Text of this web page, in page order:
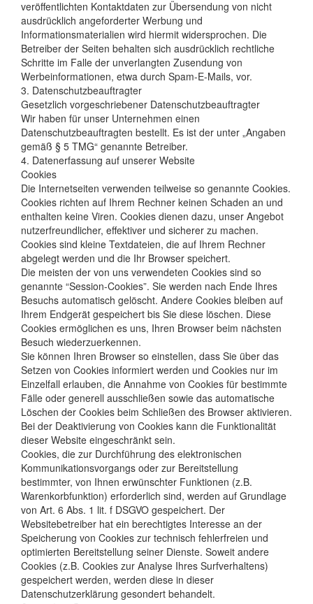
veröffentlichten Kontaktdaten zur Übersendung von nicht
ausdrücklich angeforderter Werbung und
Informationsmaterialien wird hiermit widersprochen. Die
Betreiber der Seiten behalten sich ausdrücklich rechtliche
Schritte im Falle der unverlangten Zusendung von
Werbeinformationen, etwa durch Spam-E-Mails, vor.
3. Datenschutzbeauftragter
Gesetzlich vorgeschriebener Datenschutzbeauftragter
Wir haben für unser Unternehmen einen
Datenschutzbeauftragten bestellt. Es ist der unter „Angaben
gemäß § 5 TMG“ genannte Betreiber.
4. Datenerfassung auf unserer Website
Cookies
Die Internetseiten verwenden teilweise so genannte Cookies.
Cookies richten auf Ihrem Rechner keinen Schaden an und
enthalten keine Viren. Cookies dienen dazu, unser Angebot
nutzerfreundlicher, effektiver und sicherer zu machen.
Cookies sind kleine Textdateien, die auf Ihrem Rechner
abgelegt werden und die Ihr Browser speichert.
Die meisten der von uns verwendeten Cookies sind so
genannte “Session-Cookies”. Sie werden nach Ende Ihres
Besuchs automatisch gelöscht. Andere Cookies bleiben auf
Ihrem Endgerät gespeichert bis Sie diese löschen. Diese
Cookies ermöglichen es uns, Ihren Browser beim nächsten
Besuch wiederzuerkennen.
Sie können Ihren Browser so einstellen, dass Sie über das
Setzen von Cookies informiert werden und Cookies nur im
Einzelfall erlauben, die Annahme von Cookies für bestimmte
Fälle oder generell ausschließen sowie das automatische
Löschen der Cookies beim Schließen des Browser aktivieren.
Bei der Deaktivierung von Cookies kann die Funktionalität
dieser Website eingeschränkt sein.
Cookies, die zur Durchführung des elektronischen
Kommunikationsvorgangs oder zur Bereitstellung
bestimmter, von Ihnen erwünschter Funktionen (z.B.
Warenkorbfunktion) erforderlich sind, werden auf Grundlage
von Art. 6 Abs. 1 lit. f DSGVO gespeichert. Der
Websitebetreiber hat ein berechtigtes Interesse an der
Speicherung von Cookies zur technisch fehlerfreien und
optimierten Bereitstellung seiner Dienste. Soweit andere
Cookies (z.B. Cookies zur Analyse Ihres Surfverhaltens)
gespeichert werden, werden diese in dieser
Datenschutzerklärung gesondert behandelt.